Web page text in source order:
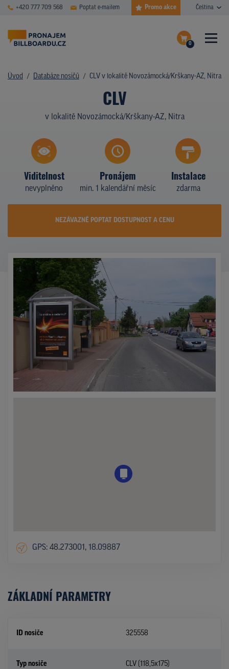
+420 777 709 568 Poptat e-mailem Promo akce Čeština
0
Dokončit poptávku
Zobrazit nosiče na mapě
ČASTÉ DOTAZY
DATABÁZE NOSIČŮ
PLOCHY V AKCI
CENY
Z PRAXE
KDO JSME
PROMO AKCE
Úvod Databáze nosičů CLV v lokalitě Novozámocká/Krškany-AZ, Nitra
CLV
v lokalitě Novozámocká/Krškany-AZ, Nitra
Viditelnost
nevyplněno
Pronájem
min. 1 kalendářní měsíc
Instalace
zdarma
NEZÁVAZNĚ POPTAT DOSTUPNOST A CENU
GPS: 48.273001, 18.09887
ZÁKLADNÍ PARAMETRY
ID nosiče 325558
Typ nosiče CLV (118,5x175)